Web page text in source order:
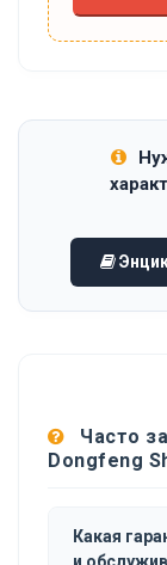
Часто
Dongfeng
Какая
и